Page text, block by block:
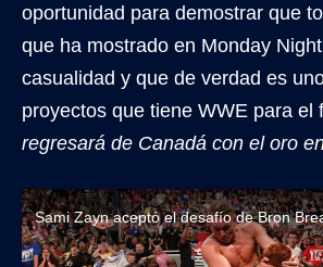
oportunidad para demostrar que
que ha mostrado en Monday
casualidad y que de verdad es
proyectos que tiene WWE para el
regresará de Canadá con el oro